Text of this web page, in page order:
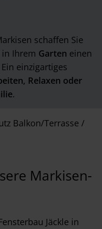
Balkon/Terrasse /
schaffen Sie
Ihrem Garten einen
einzigartiges
Relaxen oder
.
Markisen-
Jäckle in